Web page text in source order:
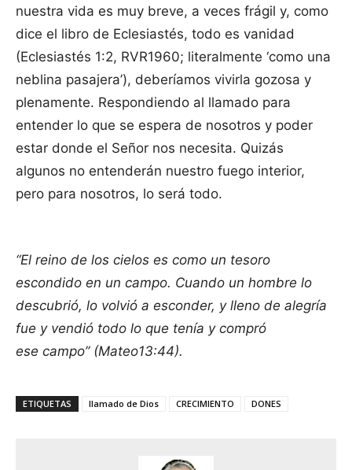
nuestra vida es muy breve, a veces frágil y, como
dice el libro de Eclesiastés, todo es vanidad
(Eclesiastés 1:2, RVR1960; literalmente ‘como una
neblina pasajera’), deberíamos vivirla gozosa y
plenamente. Respondiendo al llamado para
entender lo que se espera de nosotros y poder
estar donde el Señor nos necesita. Quizás
algunos no entenderán nuestro fuego interior,
pero para nosotros, lo será todo.
“El reino de los cielos es como un tesoro
escondido en un campo. Cuando un hombre lo
descubrió, lo volvió a esconder, y lleno de alegría
fue y vendió todo lo que tenía y compró
ese campo” (Mateo13:44).
ETIQUETAS llamado de Dios CRECIMIENTO DONES